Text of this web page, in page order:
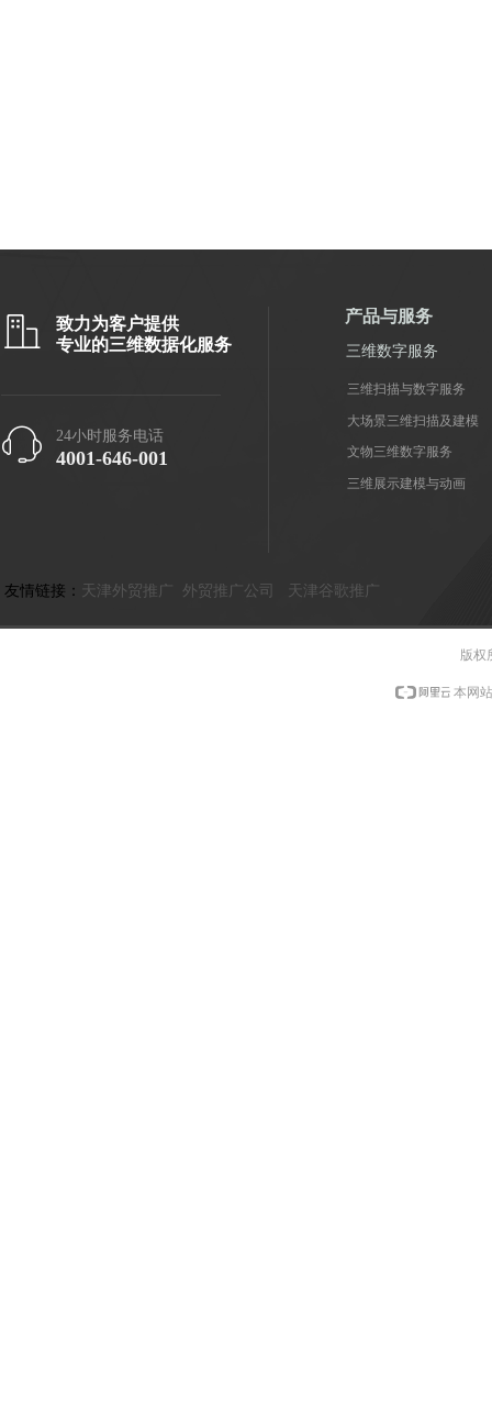
致力为客户提供
专业的三维数据化服务
ꁱ 24小时服务电话
4001-646-001
ꀶ 产品与服务
三维数字服务
三维扫描与数字服务
大场景三维扫描及建模
文物三维数字服务
三维展示建模与动画
友情链接： 天津外贸推广 外贸推广公司 天津谷歌推广
版权
本网